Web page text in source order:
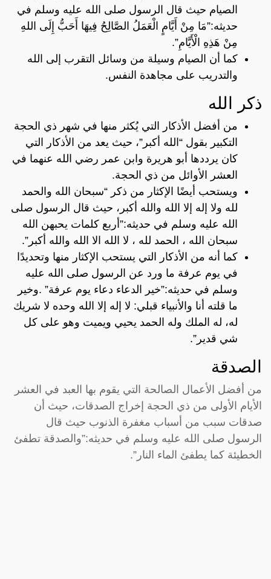
الصيام حيث قال الرسول صلى الله عليه وسلم في
حديثه:”مَا مِنْ أَيَّامٍ الْعَمَلُ الصَّالِحُ فِيهَا أَحَبُّ إِلَى اللهِ
مِنْ هَذِهِ الْأَيَّامِ”.
كما أن الصيام وسيلة من وسائل التقرب إلى الله
والتدريب على مجاهدة النفس.
ذكر الله
من أفضل الأذكار التي يُكثر منها في شهر ذي الحجة
التكبير بقول “الله أكبر”، حيث يعد من الأذكار التي
كان يرددها أبو هريرة وابن عمر رضي الله عنهما في
العشر الأوائل من ذي الحجة.
ويستحب أيضًا الإكثار من ذكر “سبحان الله والحمد
لله ولا إله إلا الله والله أكبر، حيث قال الرسول صلى
الله عليه وسلم في حديثه:”أربع كلمات يحبهن الله
سبحان الله ، الحمد لله ، لا الله الا الله والله أكبر”.
كما أنه من الأذكار التي يستحب الإكثار منها وتحديدًا
في يوم عرفة ما ورد عن الرسول صلى الله عليه
وسلم في حديثه:”خير الدعاء دعاء يوم عرفة” .وخير
ما قلته أنا والأنبياء قبلي: لا إله إلا الله وحده لا شريك
له، له الملك وله الحمد يحيي ويميت وهو على كل
شي قدير”.
الصدقة
من أفضل الأعمال الصالحة التي يقوم بها العبد في العشر
الأيام الأولى من ذي الحجة إخراج الصدقات، حيث أن
صدقات سبب من أسباب مغفرة الذنوب حيث قال
الرسول صلى الله عليه وسلم في حديثه:”والصدقة تطفئ
الخطيئة كما يطفئ الماء النار”.